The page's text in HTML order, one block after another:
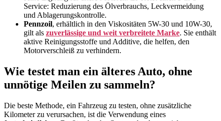
Service: Reduzierung des Ölverbrauchs, Leckvermeidung
und Ablagerungskontrolle.
Pennzoil, erhältlich in den Viskositäten 5W-30 und 10W-30,
gilt als zuverlässige und weit verbreitete Marke. Sie enthält
aktive Reinigungsstoffe und Additive, die helfen, den
Motorverschleiß zu verhindern.
Wie testet man ein älteres Auto, ohne
unnötige Meilen zu sammeln?
Die beste Methode, ein Fahrzeug zu testen, ohne zusätzliche
Kilometer zu verursachen, ist die Verwendung eines